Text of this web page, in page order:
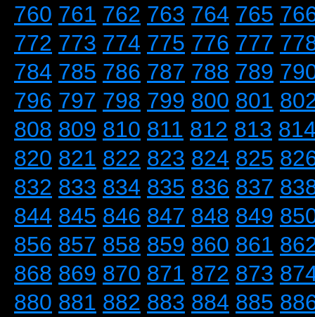
760 761 762 763 764 765
772 773 774 775 776 777
784 785 786 787 788 789
796 797 798 799 800 801
808 809 810 811 812 813
820 821 822 823 824 825
832 833 834 835 836 837
844 845 846 847 848 849
856 857 858 859 860 861
868 869 870 871 872 873
880 881 882 883 884 885